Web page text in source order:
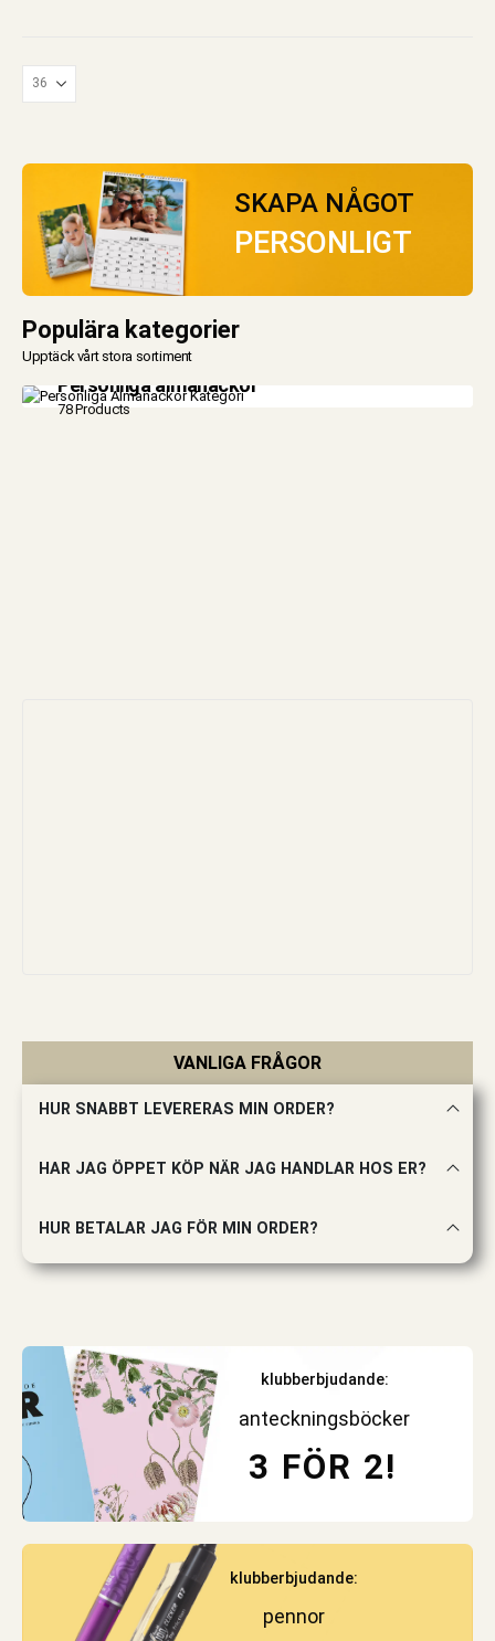
SKAPA NÅGOT
PERSONLIGT
Populära kategorier
Upptäck vårt stora sortiment
Personliga almanackor
78 Products
VANLIGA FRÅGOR
HUR SNABBT LEVERERAS MIN ORDER?
HAR JAG ÖPPET KÖP NÄR JAG HANDLAR HOS ER?
HUR BETALAR JAG FÖR MIN ORDER?
klubberbjudande:
anteckningsböcker
3 FÖR 2!
klubberbjudande:
pennor